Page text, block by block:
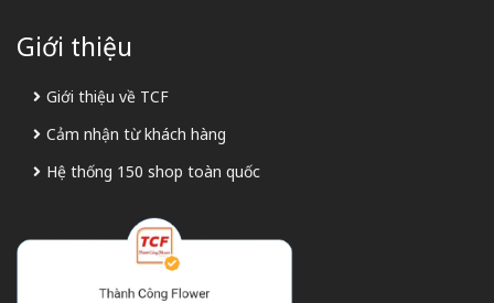
Giới thiệu
Giới thiệu về TCF
Cảm nhận từ khách hàng
Hệ thống 150 shop toàn quốc